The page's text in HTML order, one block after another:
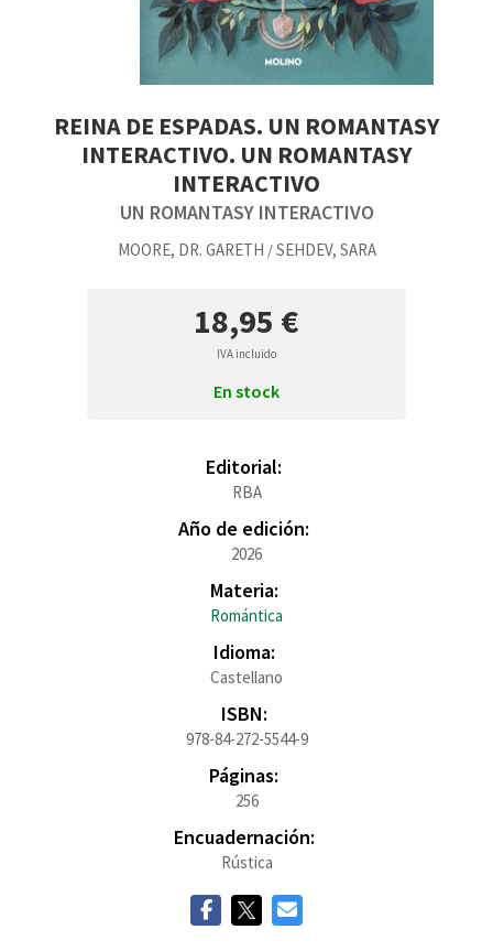
REINA DE ESPADAS. UN ROMANTASY
INTERACTIVO. UN ROMANTASY
INTERACTIVO
UN ROMANTASY INTERACTIVO
MOORE, DR. GARETH /SEHDEV, SARA
18,95 €
IVA incluido
En stock
Editorial:
RBA
Año de edición:
2026
Materia:
Romántica
Idioma:
Castellano
ISBN:
978-84-272-5544-9
Páginas:
256
Encuadernación:
Rústica